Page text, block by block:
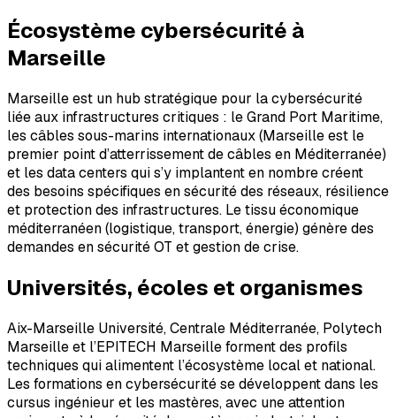
Écosystème cybersécurité à
Marseille
Marseille est un hub stratégique pour la cybersécurité
liée aux infrastructures critiques : le Grand Port Maritime,
les câbles sous-marins internationaux (Marseille est le
premier point d’atterrissement de câbles en Méditerranée)
et les data centers qui s’y implantent en nombre créent
des besoins spécifiques en sécurité des réseaux, résilience
et protection des infrastructures. Le tissu économique
méditerranéen (logistique, transport, énergie) génère des
demandes en sécurité OT et gestion de crise.
Universités, écoles et organismes
Aix-Marseille Université, Centrale Méditerranée, Polytech
Marseille et l’EPITECH Marseille forment des profils
techniques qui alimentent l’écosystème local et national.
Les formations en cybersécurité se développent dans les
cursus ingénieur et les mastères, avec une attention